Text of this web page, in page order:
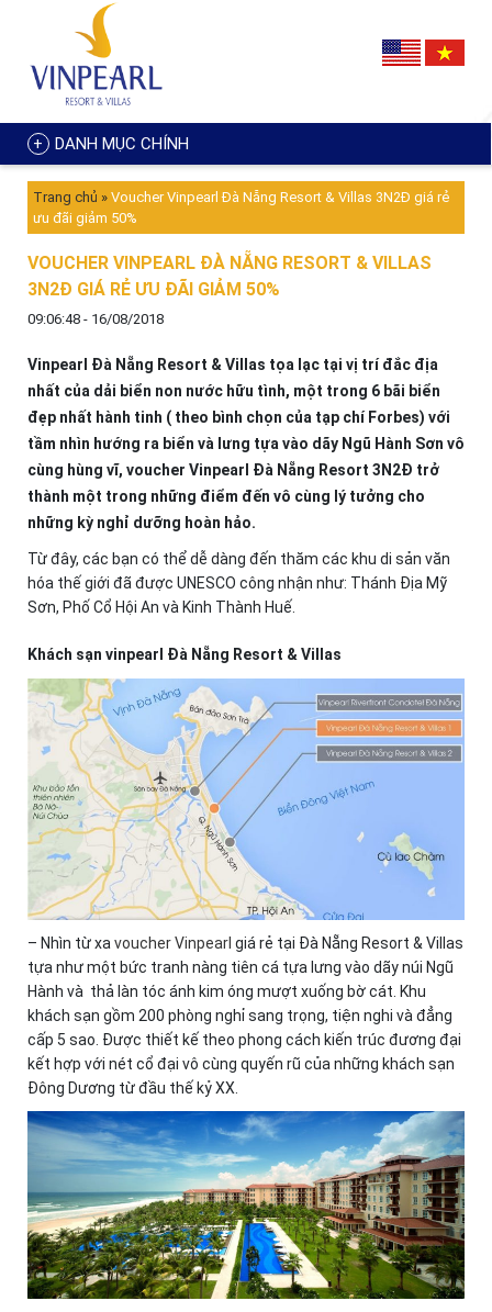
DANH MỤC CHÍNH
Trang chủ » Voucher Vinpearl Đà Nẵng Resort & Villas 3N2Đ giá rẻ
ưu đãi giảm 50%
VOUCHER VINPEARL ĐÀ NẴNG RESORT & VILLAS
3N2Đ GIÁ RẺ ƯU ĐÃI GIẢM 50%
09:06:48 - 16/08/2018
Vinpearl Đà Nẵng Resort & Villas tọa lạc tại vị trí đắc địa
nhất của dải biển non nước hữu tình, một trong 6 bãi biển
đẹp nhất hành tinh ( theo bình chọn của tạp chí Forbes) với
tầm nhìn hướng ra biển và lưng tựa vào dãy Ngũ Hành Sơn vô
cùng hùng vĩ, voucher Vinpearl Đà Nẵng Resort 3N2Đ trở
thành một trong những điểm đến vô cùng lý tưởng cho
những kỳ nghỉ dưỡng hoàn hảo.
Từ đây, các bạn có thể dễ dàng đến thăm các khu di sản văn
hóa thế giới đã được UNESCO công nhận như: Thánh Địa Mỹ
Sơn, Phố Cổ Hội An và Kinh Thành Huế.
Khách sạn vinpearl Đà Nẵng Resort & Villas
– Nhìn từ xa voucher Vinpearl giá rẻ tại Đà Nẵng Resort & Villas
tựa như một bức tranh nàng tiên cá tựa lưng vào dãy núi Ngũ
Hành và thả làn tóc ánh kim óng mượt xuống bờ cát. Khu
khách sạn gồm 200 phòng nghỉ sang trọng, tiện nghi và đẳng
cấp 5 sao. Được thiết kế theo phong cách kiến trúc đương đại
kết hợp với nét cổ đại vô cùng quyến rũ của những khách sạn
Đông Dương từ đầu thế kỷ XX.